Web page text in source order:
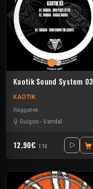
Kaotik Sound System 03
KAOTIK
Raggatek
Guigoo - Vandal
12.90€ TTC